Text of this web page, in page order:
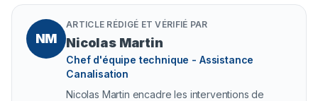
NM
ARTICLE RÉDIGÉ ET VÉRIFIÉ PAR
Nicolas Martin
Chef d'équipe technique - Assistance
Canalisation
Nicolas Martin encadre les interventions de